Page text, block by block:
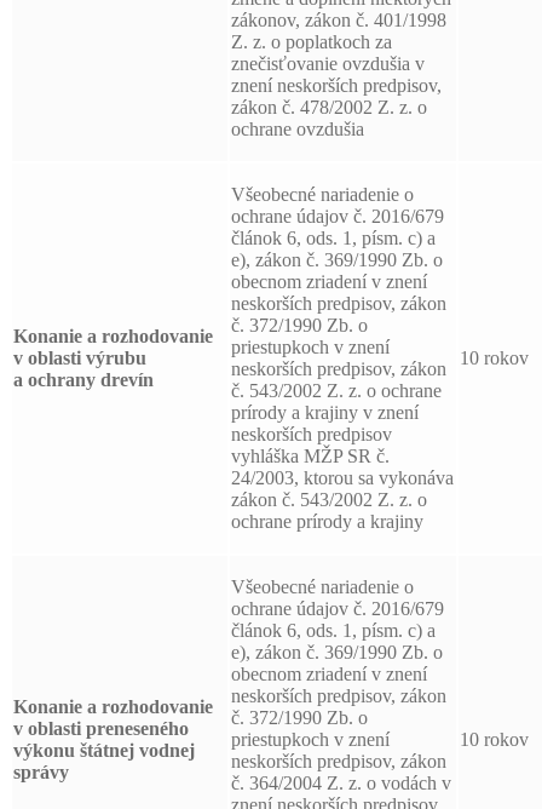
zákonov, zákon č. 401/1998
Z. z. o poplatkoch za
znečisťovanie ovzdušia v
znení neskorších predpisov,
zákon č. 478/2002 Z. z. o
ochrane ovzdušia
Konanie a rozhodovanie
v oblasti výrubu
a ochrany drevín
Všeobecné nariadenie o
ochrane údajov č. 2016/679
článok 6, ods. 1, písm. c) a
e), zákon č. 369/1990 Zb. o
obecnom zriadení v znení
neskorších predpisov, zákon
č. 372/1990 Zb. o
priestupkoch v znení
neskorších predpisov, zákon
č. 543/2002 Z. z. o ochrane
prírody a krajiny v znení
neskorších predpisov
vyhláška MŽP SR č.
24/2003, ktorou sa vykonáva
zákon č. 543/2002 Z. z. o
ochrane prírody a krajiny
10 rokov
Konanie a rozhodovanie
v oblasti preneseného
výkonu štátnej vodnej
správy
Všeobecné nariadenie o
ochrane údajov č. 2016/679
článok 6, ods. 1, písm. c) a
e), zákon č. 369/1990 Zb. o
obecnom zriadení v znení
neskorších predpisov, zákon
č. 372/1990 Zb. o
priestupkoch v znení
neskorších predpisov, zákon
č. 364/2004 Z. z. o vodách v
10 rokov